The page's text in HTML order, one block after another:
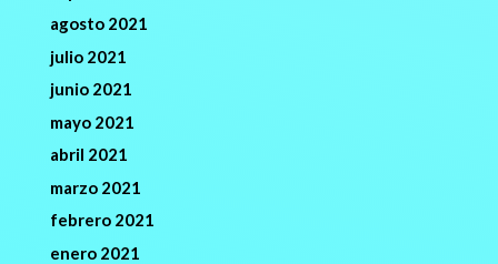
agosto 2021
julio 2021
junio 2021
mayo 2021
abril 2021
marzo 2021
febrero 2021
enero 2021